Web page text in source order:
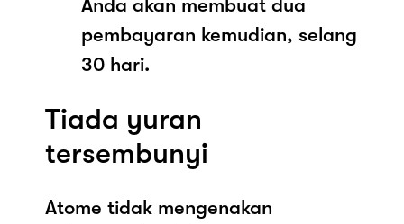
Anda akan membuat dua
pembayaran kemudian, selang
30 hari.
Tiada yuran
tersembunyi
Atome tidak mengenakan